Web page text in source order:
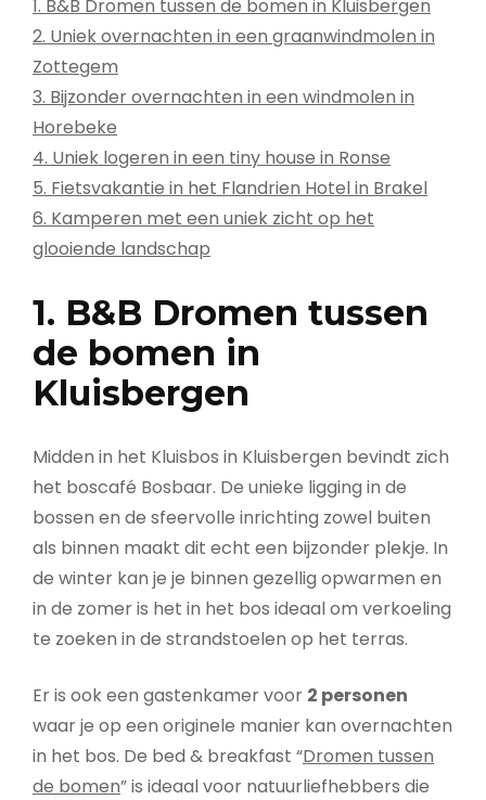
1. B&B Dromen tussen de bomen in Kluisbergen
2. Uniek overnachten in een graanwindmolen in
Zottegem
3. Bijzonder overnachten in een windmolen in
Horebeke
4. Uniek logeren in een tiny house in Ronse
5. Fietsvakantie in het Flandrien Hotel in Brakel
6. Kamperen met een uniek zicht op het
glooiende landschap
1. B&B Dromen tussen
de bomen in
Kluisbergen
Midden in het Kluisbos in Kluisbergen bevindt zich
het boscafé Bosbaar. De unieke ligging in de
bossen en de sfeervolle inrichting zowel buiten
als binnen maakt dit echt een bijzonder plekje. In
de winter kan je je binnen gezellig opwarmen en
in de zomer is het in het bos ideaal om verkoeling
te zoeken in de strandstoelen op het terras.
Er is ook een gastenkamer voor 2 personen
waar je op een originele manier kan overnachten
in het bos. De bed & breakfast “Dromen tussen
de bomen” is ideaal voor natuurliefhebbers die